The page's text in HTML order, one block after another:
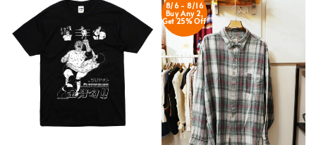
8/6 - 8/16
Buy Any 2,
Get 25% Off